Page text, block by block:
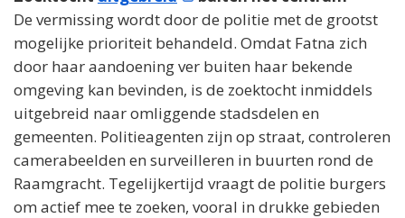
De vermissing wordt door de politie met de grootst
mogelijke prioriteit behandeld. Omdat Fatna zich
door haar aandoening ver buiten haar bekende
omgeving kan bevinden, is de zoektocht inmiddels
uitgebreid naar omliggende stadsdelen en
gemeenten. Politieagenten zijn op straat, controleren
camerabeelden en surveilleren in buurten rond de
Raamgracht. Tegelijkertijd vraagt de politie burgers
om actief mee te zoeken, vooral in drukke gebieden